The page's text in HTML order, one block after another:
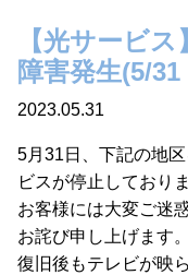
【光サービ
障害発生(5/
2023.05.31
5月31日、下記の地
ビスが停止しており
お客様には大変ご迷
お詫び申し上げます。
復旧後もテレビが映